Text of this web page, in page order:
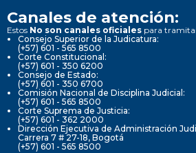
Canales de atención:
Estos No son canales oficiales para
Consejo Superior de la Judicatura:
(+57) 601 - 565 8500
Corte Constitucional:
(+57) 601 - 350 6200
Consejo de Estado:
(+57) 601 - 350 6700
Comisión Nacional de Disciplina Judicial:
(+57) 601 - 565 8500
Corte Suprema de Justicia:
(+57) 601 - 362 2000
Dirección Ejecutiva de Administración
Carrera 7 # 27-18, Bogotá
(+57) 601 - 565 8500